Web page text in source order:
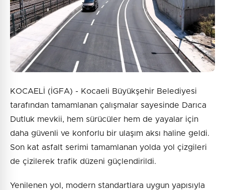
KOCAELİ (İGFA) - Kocaeli Büyükşehir Belediyesi
tarafından tamamlanan çalışmalar sayesinde Darıca
Dutluk mevkii, hem sürücüler hem de yayalar için
daha güvenli ve konforlu bir ulaşım aksı haline geldi.
Son kat asfalt serimi tamamlanan yolda yol çizgileri
de çizilerek trafik düzeni güçlendirildi.
Yenilenen yol, modern standartlara uygun yapısıyla